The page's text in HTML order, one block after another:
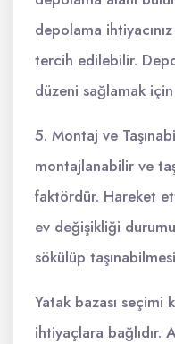
depolama
tercih edilebilir.
düzeni sağlamak için
5. Montaj ve
montajlanabilir ve
faktördür. Hareket
ev değişikliği
sökülüp
Yatak bazası seçimi
ihtiyaçlara bağlıdır.